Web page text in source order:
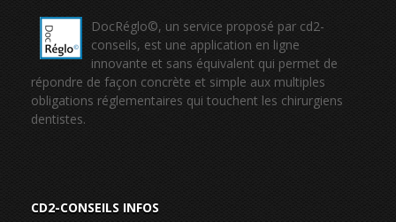
DocRéglo©, un service proposé par cd2-
conseils, est une application en ligne
innovante et sans équivalent qui permet de
répondre de façon concrète et simple aux multiples
obligations réglementaires qui touchent les chirurgiens
dentistes.
CD2-CONSEILS INFOS